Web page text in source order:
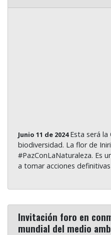
Junio 11 de 2024Esta será
biodiversidad. La flor de
#PazConLaNaturaleza. Es
a tomar acciones
Invitación foro en
mundial del medio